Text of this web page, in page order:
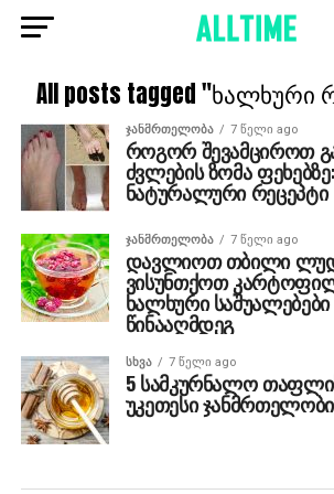
All posts tagged "ხალხური
ᲯᲐᲜᲛᲠᲗᲔᲚᲝᲑᲐ 7 წელი ago
როგორ შევამციროთ
ძვლების ზომა
ნატურალური რეცეპტი
ᲯᲐᲜᲛᲠᲗᲔᲚᲝᲑᲐ 7 წელი ago
დავლიოთ თბილი
ვისუნთქოთ
ხალხური საშუალებები
წინააღმდეგ
ᲡᲮᲕᲐ 7 წელი ago
5 სამკურნალო
უკეთესი